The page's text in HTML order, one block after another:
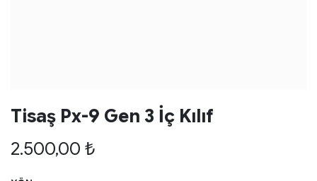
Tisaş Px-9 Gen 3 İç Kılıf
2.500,00 ₺